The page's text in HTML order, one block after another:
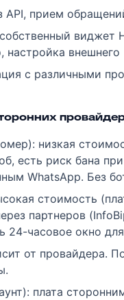
API, прием
виджет
настройка внешнего
с различными
низкая
есть риск бана
WhatsApp. Без
стоимость
партнеров
24-часовое окно
от провайдера.
плата